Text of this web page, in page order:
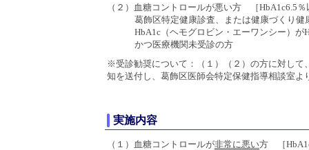
（２）血糖コントロールが悪い方 ［HbA1c6.5％
葛飾区特定健康診査、または健康づくり健
HbA1c（ヘモグロビン・エーワンシー）が
かつ医療機関未受診の方
※受診勧奨について：（１）（２）の方に対して
知を送付し、葛飾区医師会特定保健指導相談室
実施内容
（１）血糖コントロールが非常に悪い方 ［